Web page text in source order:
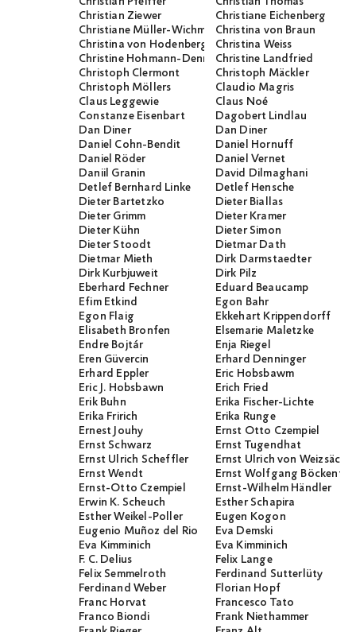
Christian Ziewer
Christiane Eichenberg
Christiane Müller-WichmannChristina von Braun
Christina von Hodenberg
Christina Weiss
Christine Hohmann-DennhardtChristine Landfried
Christoph Clermont
Christoph Mäckler
Christoph Möllers
Claudio Magris
Claus Leggewie
Claus Noé
Constanze Eisenbart
Dagobert Lindlau
Dan Diner
Dan Diner
Daniel Cohn-Bendit
Daniel Hornuff
Daniel Röder
Daniel Vernet
Daniil Granin
David Dilmaghani
Detlef Bernhard Linke
Detlef Hensche
Dieter Bartetzko
Dieter Biallas
Dieter Grimm
Dieter Kramer
Dieter Kühn
Dieter Simon
Dieter Stoodt
Dietmar Dath
Dietmar Mieth
Dirk Darmstaedter
Dirk Kurbjuweit
Dirk Pilz
Eberhard Fechner
Eduard Beaucamp
Efim Etkind
Egon Bahr
Egon Flaig
Ekkehart Krippendorff
Elisabeth Bronfen
Elsemarie Maletzke
Endre Bojtár
Enja Riegel
Eren Güvercin
Erhard Denninger
Erhard Eppler
Eric Hobsbawm
Eric J. Hobsbawn
Erich Fried
Erik Buhn
Erika Fischer-Lichte
Erika Fririch
Erika Runge
Ernest Jouhy
Ernst Otto Czempiel
Ernst Schwarz
Ernst Tugendhat
Ernst Ulrich Scheffler
Ernst Ulrich von Weizsäcker
Ernst Wendt
Ernst Wolfgang
Ernst-Otto Czempiel
Ernst-Wilhelm Händler
Erwin K. Scheuch
Esther Schapira
Esther Weikel-Poller
Eugen Kogon
Eugenio Muñoz del Rio
Eva Demski
Eva Kimminich
Eva Kimminich
F. C. Delius
Felix Lange
Felix Semmelroth
Ferdinand Sutterlüty
Ferdinand Weber
Florian Hopf
Franc Horvat
Francesco Tato
Franco Biondi
Frank Niethammer